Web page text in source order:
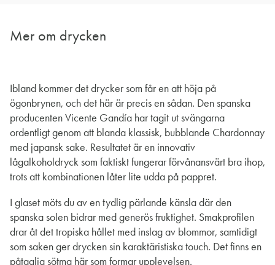
Mer om drycken
Ibland kommer det drycker som får en att höja på
ögonbrynen, och det här är precis en sådan. Den spanska
producenten Vicente Gandía har tagit ut svängarna
ordentligt genom att blanda klassisk, bubblande Chardonnay
med japansk sake. Resultatet är en innovativ
lågalkoholdryck som faktiskt fungerar förvånansvärt bra ihop,
trots att kombinationen låter lite udda på pappret.
I glaset möts du av en tydlig pärlande känsla där den
spanska solen bidrar med generös fruktighet. Smakprofilen
drar åt det tropiska hållet med inslag av blommor, samtidigt
som saken ger drycken sin karaktäristiska touch. Det finns en
påtaglig sötma här som formar upplevelsen.